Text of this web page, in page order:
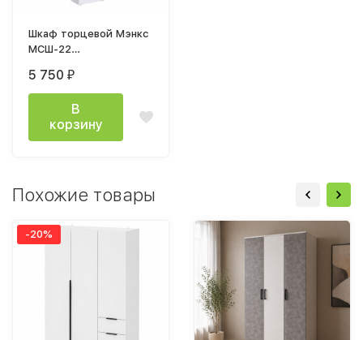
Шкаф торцевой Мэнкс
МСШ-22
белый
5 750 ₽
В
корзину
Похожие товары
-20%